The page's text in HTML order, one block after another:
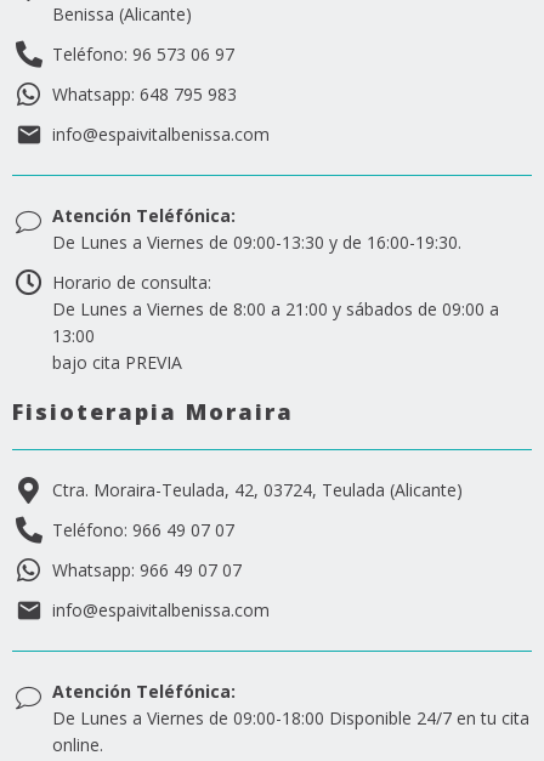
Benissa (Alicante)
Teléfono: 96 573 06 97
Whatsapp: 648 795 983
info@espaivitalbenissa.com
Atención Teléfónica:
De Lunes a Viernes de 09:00-13:30 y de 16:00-19:30.
Horario de consulta:
De Lunes a Viernes de 8:00 a 21:00 y sábados de 09:00 a
13:00
bajo cita PREVIA
Fisioterapia Moraira
Ctra. Moraira-Teulada, 42, 03724, Teulada (Alicante)
Teléfono: 966 49 07 07
Whatsapp: 966 49 07 07
info@espaivitalbenissa.com
Atención Teléfónica:
De Lunes a Viernes de 09:00-18:00 Disponible 24/7 en tu cita
online.